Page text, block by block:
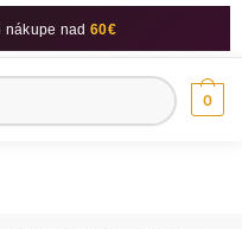
nákupe nad60€
0